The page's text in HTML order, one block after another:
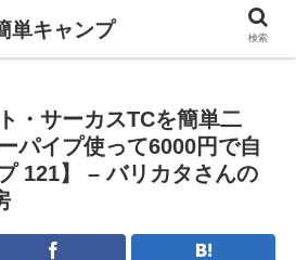
・サーカスTCを簡単二
パイプ使って6000円で自
121】 – バリカタさんの
単キャンプ 検索